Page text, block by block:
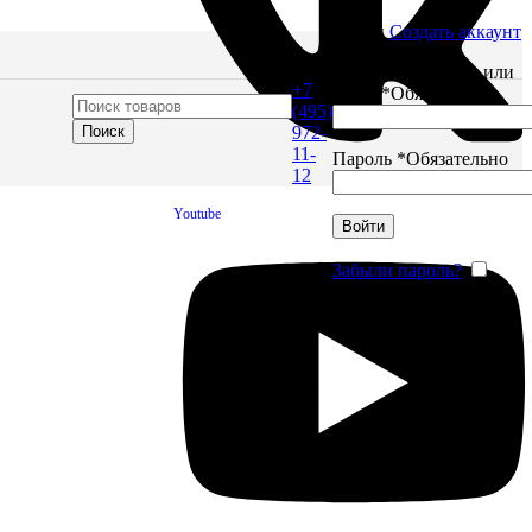
Youtube
Поиск
+7
(495)
972-
11-
12
ВойтиСоздать аккаунт
Имя пользователя или
*Обязательно
Пароль *Обязательно
Войти
Забыли пароль?